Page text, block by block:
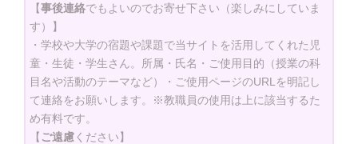
【事後連絡でもよいのでお寄せ下さい（楽しみにしていま
す）】
・学校や大学の宿題や課題で当サイトを活用してくれた児
童・生徒・学生さん。所属・氏名・ご使用目的（授業の科
目名や活動のテーマなど）・ご使用ページのURLを明記し
て連絡をお願いします。※教職員の使用は上に該当するた
め有料です。
【 ご遠慮ください】